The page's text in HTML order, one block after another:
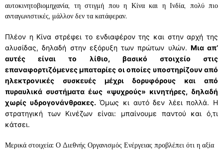
αυτοκινητοβιομηχανία, τη στιγμή που η Κίνα και η Ινδία, πολύ πιο
ανταγωνιστικές, μάλλον δεν τα κατάφεραν.
Πλέον η Κίνα στρέφει το ενδιαφέρον της και στην αρχή της
αλυσίδας, δηλαδή στην εξόρυξη των πρώτων υλών. Μια απ’
αυτές είναι το λίθιο, βασικό στοιχείο στις
επαναφορτιζόμενες μπαταρίες οι οποίες υποστηρίζουν από
ηλεκτρονικές συσκευές μέχρι δορυφόρους και από
πυραυλικά συστήματα έως «ψυχρούς» κινητήρες, δηλαδή
χωρίς υδρογονάνθρακες.Όμως κι αυτό δεν λέει πολλά. Η
στρατηγική των Κινέζων είναι: μπαίνουμε παντού και ό,τι
κάτσει.
Μερικά στοιχεία: Ο Διεθνής Οργανισμός Ενέργειας προβλέπει ότι η αξία